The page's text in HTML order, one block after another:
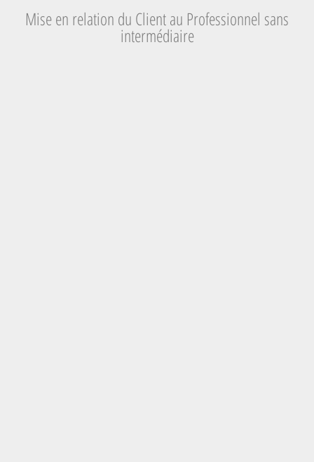
Mise en relation du Client au Professionnel sans
intermédiaire